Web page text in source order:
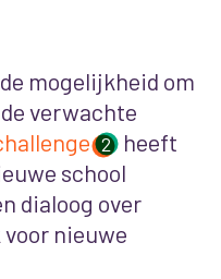
mogelijkheid om
verwachte
2 heeft
school
dialoog over
nieuwe